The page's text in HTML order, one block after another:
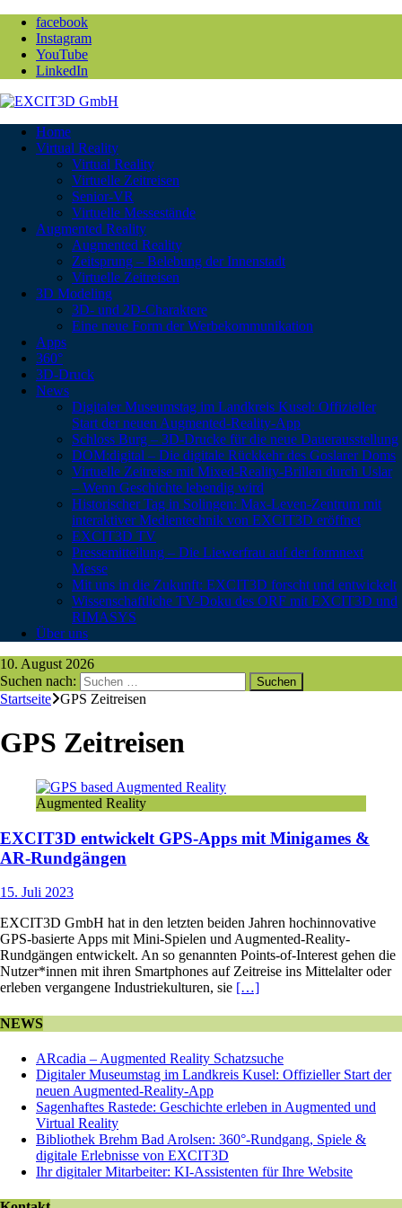
facebook
Instagram
YouTube
LinkedIn
Home
Virtual Reality
Virtual Reality
Virtuelle Zeitreisen
Senior-VR
Virtuelle Messestände
Augmented Reality
Augmented Reality
Zeitsprung – Belebung der Innenstadt
Virtuelle Zeitreisen
3D Modeling
3D- und 2D-Charaktere
Eine neue Form der Werbekommunikation
Apps
360°
3D-Druck
News
Digitaler Museumstag im Landkreis Kusel: Offizieller
Start der neuen Augmented-Reality-App
Schloss Burg – 3D-Drucke für die neue Dauerausstellung
DOM:digital – Die digitale Rückkehr des Goslarer Doms
Virtuelle Zeitreise mit Mixed-Reality-Brillen durch Uslar
– Wenn Geschichte lebendig wird
Historischer Tag in Solingen: Max-Leven-Zentrum mit
interaktiver Medientechnik von EXCIT3D eröffnet
EXCIT3D TV
Pressemitteilung – Die Liewerfrau auf der formnext
Messe
Mit uns in die Zukunft: EXCIT3D forscht und entwickelt
Wissenschaftliche TV-Doku des ORF mit EXCIT3D und
RIMASYS
Über uns
10. August 2026
Suchen nach:
Startseite GPS Zeitreisen
GPS Zeitreisen
Augmented Reality
EXCIT3D entwickelt GPS-Apps mit Minigames &
AR-Rundgängen
15. Juli 2023
EXCIT3D GmbH hat in den letzten beiden Jahren hochinnovative
GPS-basierte Apps mit Mini-Spielen und Augmented-Reality-
Rundgängen entwickelt. An so genannten Points-of-Interest gehen die
Nutzer*innen mit ihren Smartphones auf Zeitreise ins Mittelalter oder
erleben vergangene Industriekulturen, sie […]
NEWS
ARcadia – Augmented Reality Schatzsuche
Digitaler Museumstag im Landkreis Kusel: Offizieller Start der
neuen Augmented-Reality-App
Sagenhaftes Rastede: Geschichte erleben in Augmented und
Virtual Reality
Bibliothek Brehm Bad Arolsen: 360°-Rundgang, Spiele &
digitale Erlebnisse von EXCIT3D
Ihr digitaler Mitarbeiter: KI-Assistenten für Ihre Website